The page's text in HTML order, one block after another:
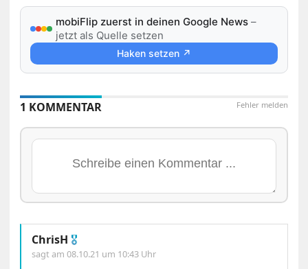
mobiFlip zuerst in deinen Google News –
jetzt als Quelle setzen
Haken setzen ↗
Fehler melden
1 KOMMENTAR
ChrisH 🎖
sagt am08.10.21 um 10:43 Uhr